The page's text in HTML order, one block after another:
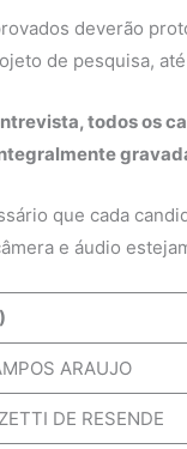
deverão
de pesquisa,
todos os
que cada
e áudio
ARAUJO
DE RESENDE